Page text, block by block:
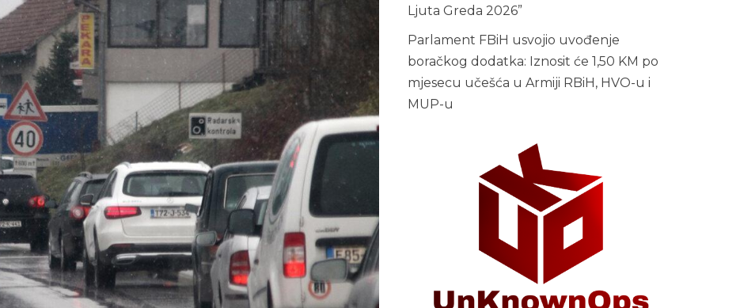
Ljuta Greda 2026”
Parlament FBiH usvojio uvođenje
boračkog dodatka: Iznosit će 1,50 KM po
mjesecu učešća u Armiji RBiH, HVO-u i
MUP-u